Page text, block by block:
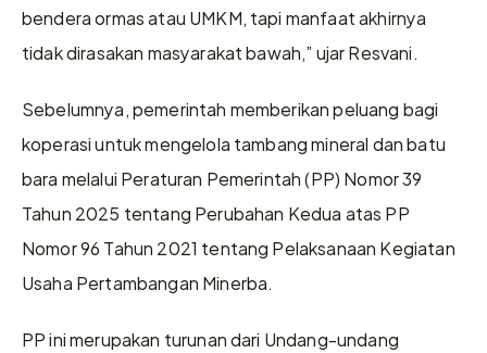
bendera ormas atau UMKM, tapi manfaat akhirnya
tidak dirasakan masyarakat bawah,” ujar Resvani.
Sebelumnya, pemerintah memberikan peluang bagi
koperasi untuk mengelola tambang mineral dan batu
bara melalui Peraturan Pemerintah (PP) Nomor 39
Tahun 2025 tentang Perubahan Kedua atas PP
Nomor 96 Tahun 2021 tentang Pelaksanaan Kegiatan
Usaha Pertambangan Minerba.
PP ini merupakan turunan dari Undang-undang